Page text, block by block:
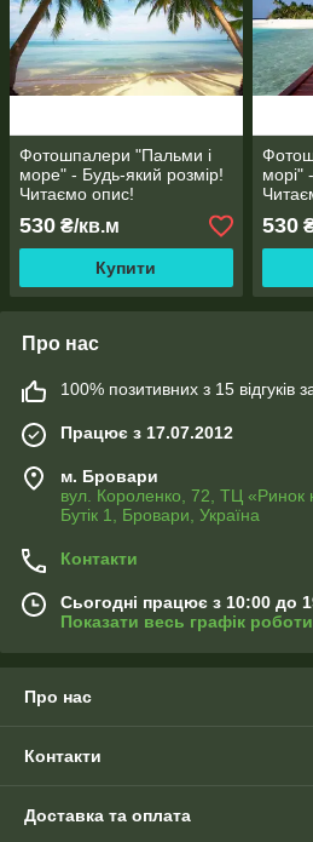
Фотошпалери "Пальми і
море" - Будь-який розмір!
Читаємо опис!
530 ₴/кв.м
Купити
морі"
530
Про нас
100% позитивних з 15 відгуків
Працює з 17.07.2012
м. Бровари
вул. Короленко, 72, ТЦ «Ринок
Бутік 1, Бровари, Україна
Контакти
Сьогодні працює з 10:00 до
Показати весь графік роботи
Про нас
Контакти
Доставка та оплата